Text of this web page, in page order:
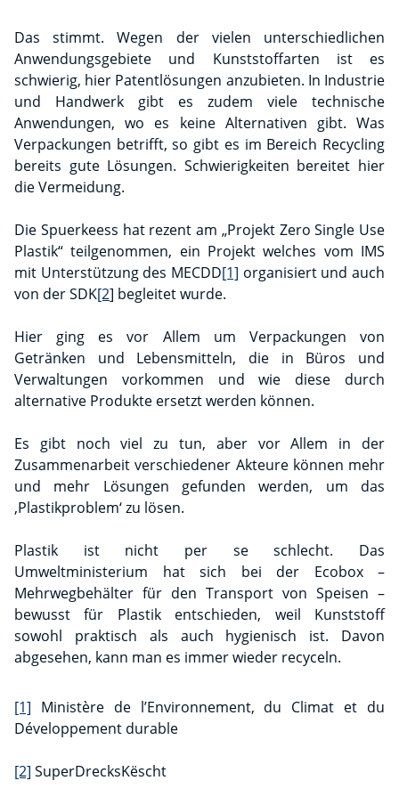
Das stimmt. Wegen der vielen unterschiedlichen
Anwendungsgebiete und Kunststoffarten ist es
schwierig, hier Patentlösungen anzubieten. In Industrie
und Handwerk gibt es zudem viele technische
Anwendungen, wo es keine Alternativen gibt. Was
Verpackungen betrifft, so gibt es im Bereich Recycling
bereits gute Lösungen. Schwierigkeiten bereitet hier
die Vermeidung.
Die Spuerkeess hat rezent am „Projekt Zero Single Use
Plastik“ teilgenommen, ein Projekt welches vom IMS
mit Unterstützung des MECDD[1] organisiert und auch
von der SDK[2] begleitet wurde.
Hier ging es vor Allem um Verpackungen von
Getränken und Lebensmitteln, die in Büros und
Verwaltungen vorkommen und wie diese durch
alternative Produkte ersetzt werden können.
Es gibt noch viel zu tun, aber vor Allem in der
Zusammenarbeit verschiedener Akteure können mehr
und mehr Lösungen gefunden werden, um das
‚Plastikproblem‘ zu lösen.
Plastik ist nicht per se schlecht. Das
Umweltministerium hat sich bei der Ecobox –
Mehrwegbehälter für den Transport von Speisen –
bewusst für Plastik entschieden, weil Kunststoff
sowohl praktisch als auch hygienisch ist. Davon
abgesehen, kann man es immer wieder recyceln.
[1] Ministère de l’Environnement, du Climat et du
Développement durable
[2] SuperDrecksKëscht